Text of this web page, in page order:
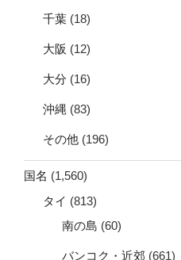
千葉 (18)
大阪 (12)
大分 (16)
沖縄 (83)
その他 (196)
国名 (1,560)
タイ (813)
南の島 (60)
バンコク・近郊 (661)